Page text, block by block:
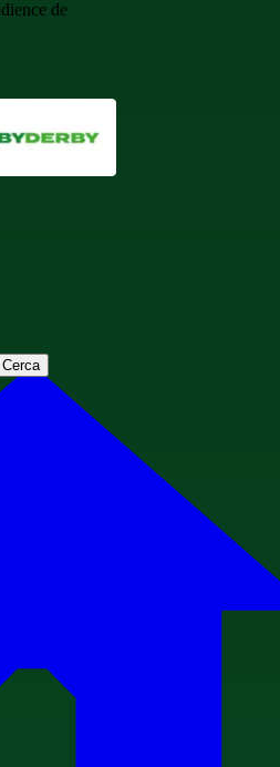
de
Cerca